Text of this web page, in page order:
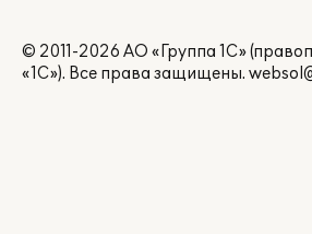
© 2011-2026 АО «Группа 1С»
«1С»). Все права защищены.